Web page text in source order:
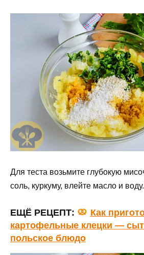
Для теста возьмите глубокую
соль, куркуму, влейте масло и
ЕЩЁ РЕЦЕПТ:
Как
картофельные клецки —
польское блюдо